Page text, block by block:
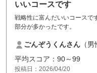
いいコースです
戦略性に富んだいいコースで
部分が多かったです。
ごんぞうくんさん （
平均スコア：90～99
投稿日：2026/04/20